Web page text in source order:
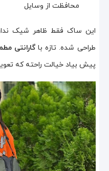
محافظت از وسایل
این ساک فقط ظاهر شیک
طراحی شده. تازه باگارانتی
پیش بیاد خیالت راحته که